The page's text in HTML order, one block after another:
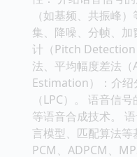
（如基频、共振峰
集、降噪、分帧、
计（Pitch Detection
法、平均幅度差法
Estimation）：介绍
（LPC）。 语音信
等语音合成技术。
言模型、匹配算法
PCM、ADPCM、